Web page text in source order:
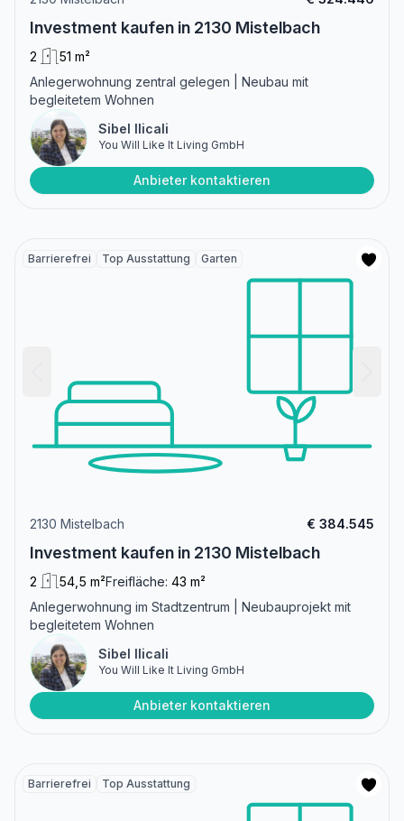
Investment kaufen in 2130 Mistelbach
2
51 m²
Anlegerwohnung zentral gelegen | Neubau mit
begleitetem Wohnen
Sibel Ilicali
You Will Like It Living GmbH
Anbieter kontaktieren
Barrierefrei Top Ausstattung Garten
2130 Mistelbach € 384.545
Investment kaufen in 2130 Mistelbach
2 54,5 m²Freifläche: 43 m²
Anlegerwohnung im Stadtzentrum | Neubauprojekt mit
begleitetem Wohnen
Sibel Ilicali
You Will Like It Living GmbH
Anbieter kontaktieren
Barrierefrei Top Ausstattung